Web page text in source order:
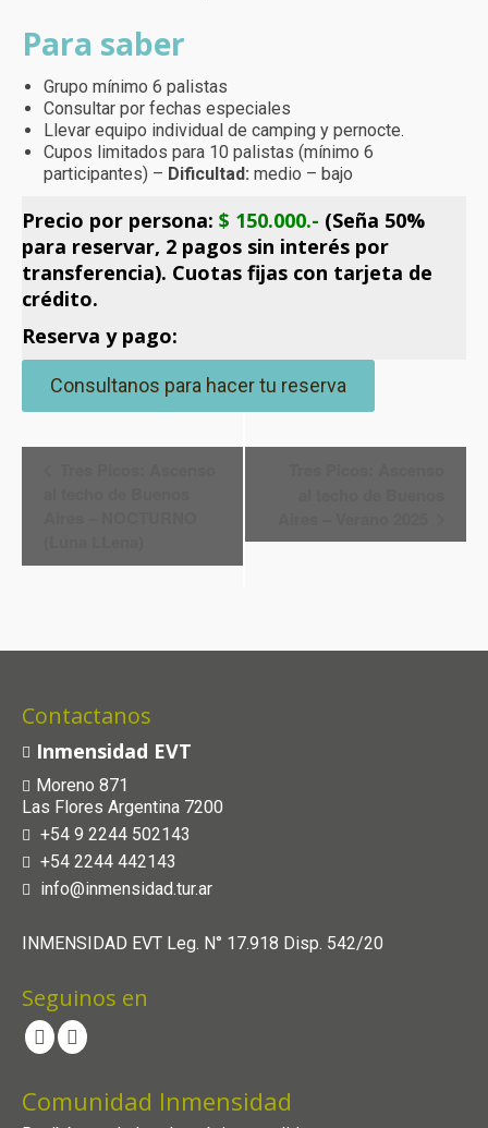
Para saber
Grupo mínimo 6 palistas
Consultar por fechas especiales
Llevar equipo individual de camping y pernocte.
Cupos limitados para 10 palistas (mínimo 6
participantes) – Dificultad: medio – bajo
Precio por persona: $ 150.000.- (Seña 50%
para reservar, 2 pagos sin interés por
transferencia). Cuotas fijas con tarjeta de
crédito.
Reserva y pago:
Consultanos para hacer tu reserva
Evento
Contactanos
Inmensidad EVT
Moreno 871
Las Flores Argentina 7200
+54 9 2244 502143
+54 2244 442143
info@inmensidad.tur.ar
INMENSIDAD EVT Leg. N° 17.918 Disp. 542/20
Seguinos en
Comunidad Inmensidad